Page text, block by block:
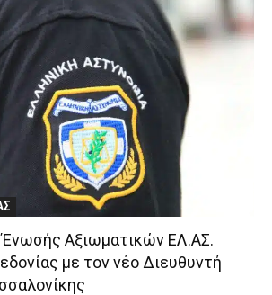
Αξιωματικών ΕΛ.ΑΣ.
με τον νέο Διευθυντή